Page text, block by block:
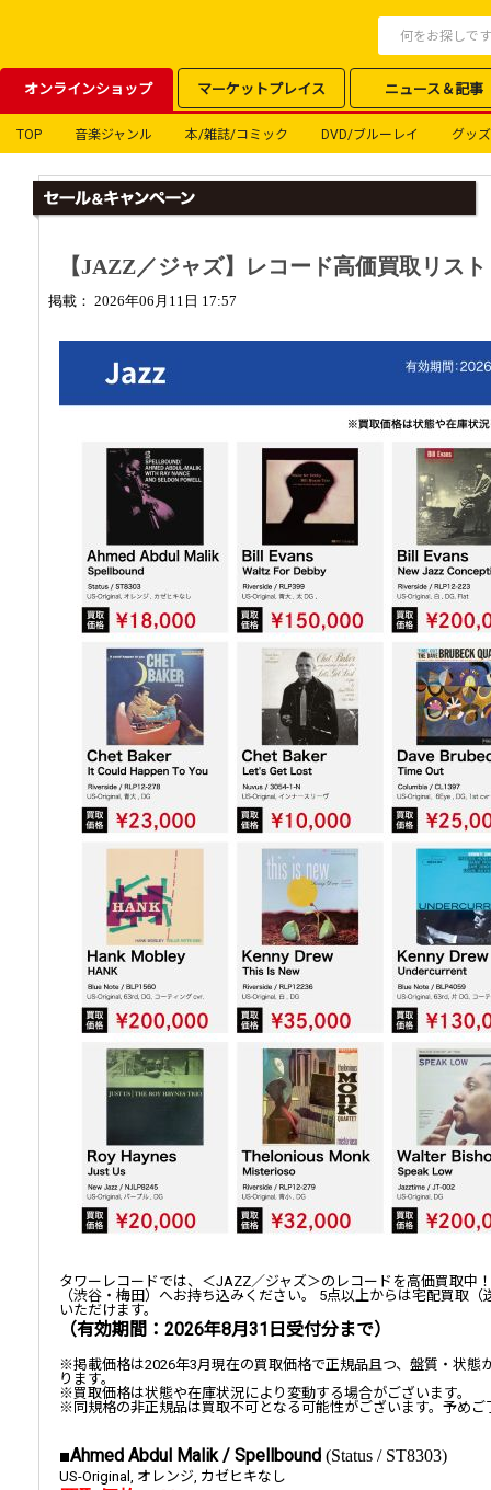
オンラインショップ マーケットプレイス ニュース＆記事
TOP 音楽ジャンル 本/雑誌/コミック DVD/ブルーレイ グッズ
【JAZZ／ジャズ】レコード高価買取リスト
掲載： 2026年06月11日 17:57
タワーレコードでは、＜JAZZ／ジャズ＞のレコードを高価買取中
（渋谷・梅田）へお持ち込みください。 5点以上からは宅配買取
いただけます。
（有効期間：2026年8月31日受付分まで）
※掲載価格は2026年3月現在の買取価格で正規品且つ、盤質・状態
ります。
※買取価格は状態や在庫状況により変動する場合がございます。
※同規格の非正規品は買取不可となる可能性がございます。予めご
■Ahmed Abdul Malik / Spellbound (Status / ST8303)
US-Original, オレンジ, カゼヒキなし